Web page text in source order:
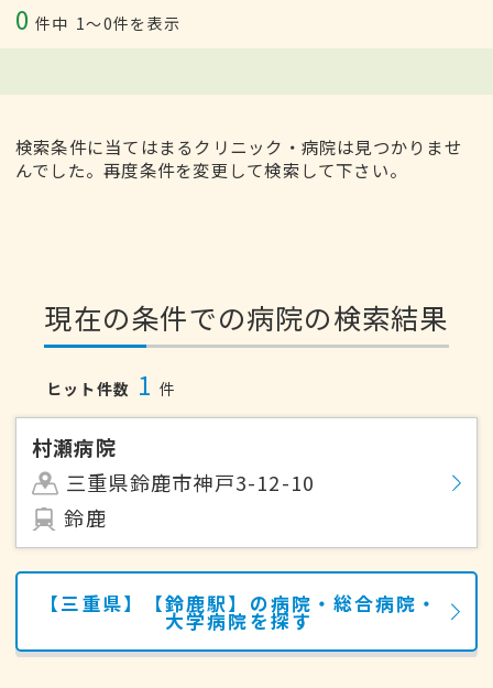
0 件中 1〜0件を表示
検索条件に当てはまるクリニック・病院は見つかりませ
んでした。再度条件を変更して検索して下さい。
現在の条件での病院の検索結果
ヒット件数 1 件
村瀬病院
三重県鈴鹿市神戸3-12-10
鈴鹿
【三重県】【鈴鹿駅】の病院・総合病院・
大学病院を探す